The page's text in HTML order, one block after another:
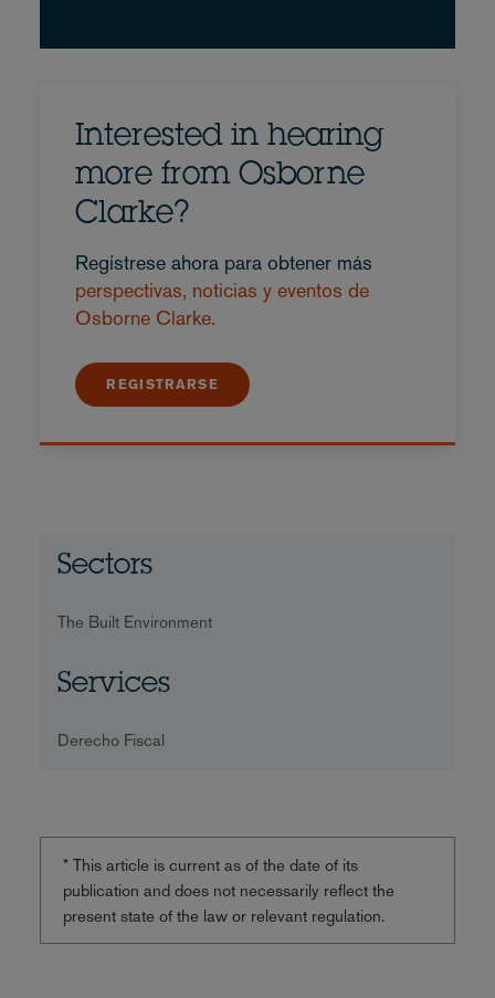
Interested in hearing
more from Osborne
Clarke?
Regístrese ahora para obtener más
perspectivas, noticias y eventos de
Osborne Clarke.
REGISTRARSE
Sectors
The Built Environment
Services
Derecho Fiscal
* This article is current as of the date of its
publication and does not necessarily reflect the
present state of the law or relevant regulation.